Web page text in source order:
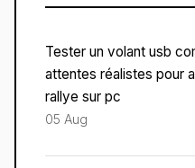
Tester un volant usb
attentes réalistes pour
rallye sur pc
05 Aug